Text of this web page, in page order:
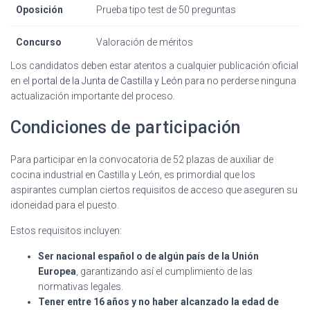
Oposición Prueba tipo test de 50 preguntas
Concurso Valoración de méritos
Los candidatos deben estar atentos a cualquier publicación oficial
en el portal de la Junta de Castilla y León para no perderse ninguna
actualización importante del proceso.
Condiciones de participación
Para participar en la convocatoria de 52 plazas de auxiliar de
cocina industrial en Castilla y León, es primordial que los
aspirantes cumplan ciertos requisitos de acceso que aseguren su
idoneidad para el puesto.
Estos requisitos incluyen:
Ser nacional español o de algún país de la Unión
Europea , garantizando así el cumplimiento de las
normativas legales.
Tener entre 16 años y no haber alcanzado la edad de